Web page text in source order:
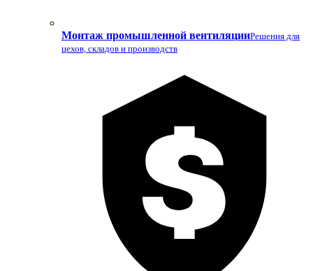
Монтаж промышленной вентиляцииРешения для
цехов, складов и производств